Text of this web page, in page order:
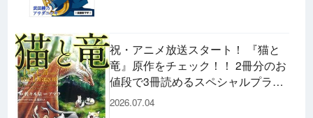
祝・アニメ放送スタート！ 『猫と
竜』原作をチェック！！ 2冊分のお
値段で3冊読めるスペシャルプライ
スパックのコミックスも発売！
2026.07.04